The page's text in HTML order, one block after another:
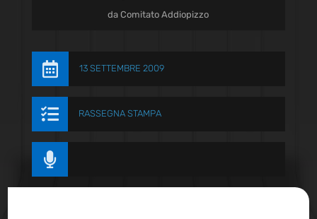
daComitato Addiopizzo
 13 SETTEMBRE 2009
 RASSEGNA STAMPA
